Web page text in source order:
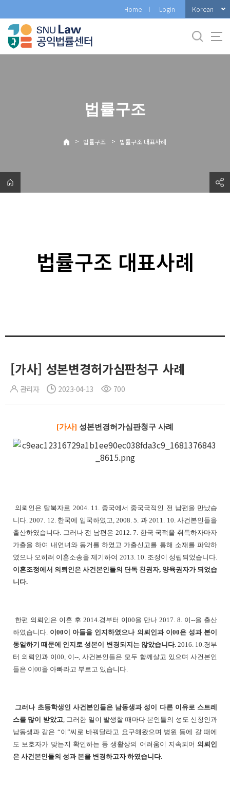
로
메
Home Login Korean
법률구조
> 법률구조 > 법률구조 대표사례
법률구조 대표사례
[가사] 성본변경허가심판청구 사례
관리자 2023-04-13 700
[가사] 성본변경허가심판청구 사례
의뢰인은 탈북자로 2004. 11. 중국에서 중국국적인 전 남편을 만났습
니다. 2007. 12. 한국에 입국하였고, 2008. 5. 과 2011. 10. 사건본인들을
출산하였습니다. 그러나 전 남편은 2012. 7. 한국 국적을 취득하자마자
가출을 하여 내연녀와 동거를 하였고 가출신고를 통해 소재를 파악하
였으나 오히려 이혼소송을 제기하여 2013. 10. 조정이 성립되었습니다.
이혼조정에서 의뢰인은 사건본인들의 단독 친권자, 양육권자가 되었습
니다.
한편 의뢰인은 이혼 후 2014.경부터 이00을 만나 2017. 8. 이--을 출산
하였습니다. 이00이 아들을 인지하였으나 의뢰인과 이00은 성과 본이
동일하기 때문에 인지로 성본이 변경되지는 않았습니다.2016. 10.경부
터 의뢰인과 이00, 이--, 사건본인들은 모두 함께살고 있으며 사건본인
들은 이00을 아빠라고 부르고 있습니다.
그러나 초등학생인 사건본인들은 남동생과 성이 다른 이유로 스트레
스를 많이 받았고, 그러한 일이 발생할 때마다 본인들의 성도 신청인과
남동생과 같은 “이”씨로 바꿔달라고 요구해왔으며 병원 등에 갈 때에
도 보호자가 맞는지 확인하는 등 생활상의 어려움이 지속되어 의뢰인
은 사건본인들의 성과 본을 변경하고자 하였습니다.